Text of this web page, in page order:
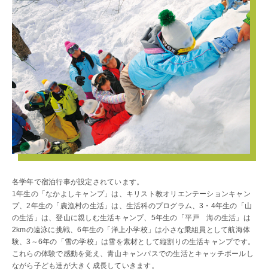
よくあるご質問
INFORMATION
総合案内
ニュース・トピック一覧
お問い合わせ
キャンパスマップ
アクセスマップ
緊急・災害時の対応
ご支援をお考えの方へ
個人情報保護への取り組み
このサイトについて
採用情報
地の塩、世の光（スクール・モットー）
各学年で宿泊行事が設定されています。
1年生の「なかよしキャンプ」は、キリスト教オリエンテーションキャン
プ、2年生の「農漁村の生活」は、生活科のプログラム、3・4年生の「山
の生活」は、登山に親しむ生活キャンプ、5年生の「平戸 海の生活」は
2kmの遠泳に挑戦、6年生の「洋上小学校」は小さな乗組員として航海体
験、3～6年の「雪の学校」は雪を素材として縦割りの生活キャンプです。
これらの体験で感動を覚え、青山キャンパスでの生活とキャッチボールし
ながら子ども達が大きく成長していきます。